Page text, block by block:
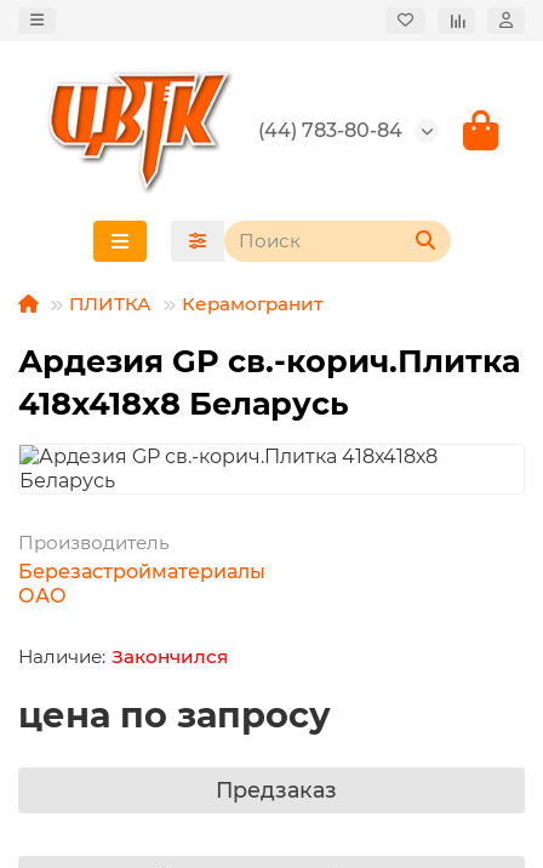
(44) 783-80-84
ПЛИТКА Керамогранит
Ардезия GP св.-корич.Плитка
418х418х8 Беларусь
Производитель
Березастройматериалы
ОАО
Закончился
цена по запросу
Предзаказ